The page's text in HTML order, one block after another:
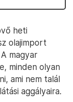
heti
olajimport
magyar
minden olyan
ami nem talál
aggályaira.